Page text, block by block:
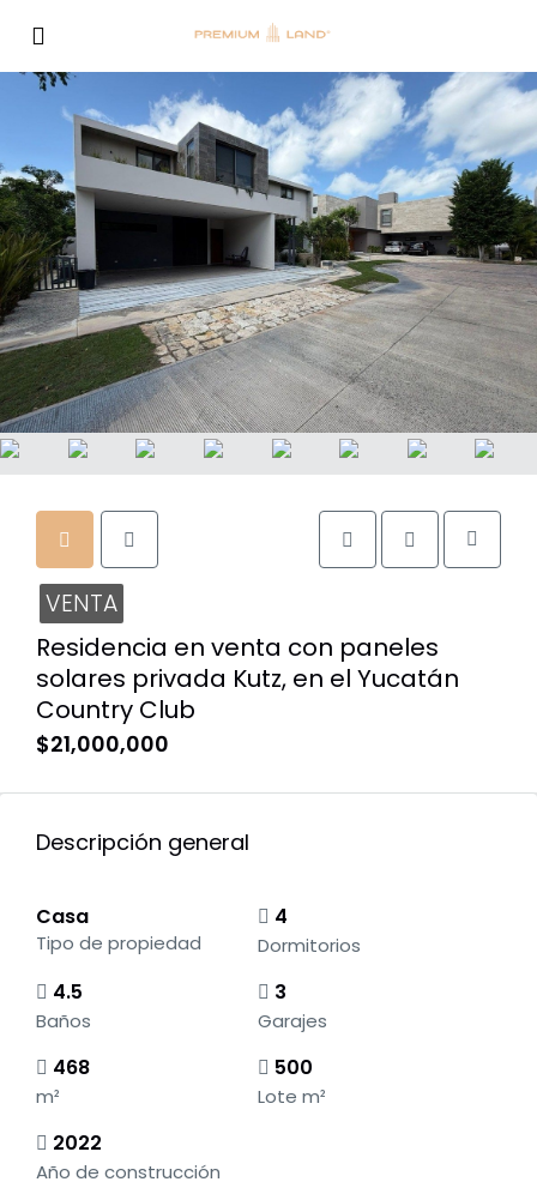
VENTA
Residencia en venta con paneles
solares privada Kutz, en el Yucatán
Country Club
$21,000,000
Descripción general
Casa
Tipo de propiedad
4
Dormitorios
4.5
Baños
3
Garajes
468
m²
500
Lote m²
2022
Año de construcción